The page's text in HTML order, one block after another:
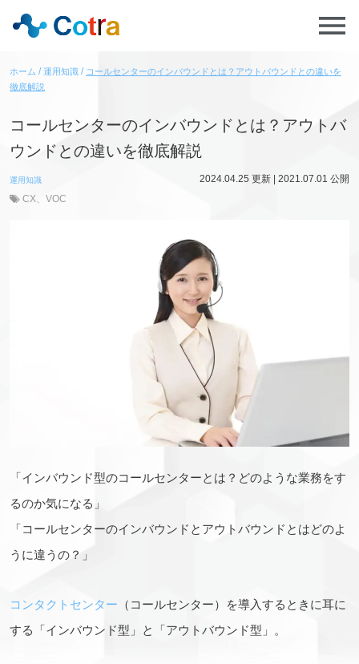
ホーム 運用知識
コールセンターのインバウンドとは？アウトバウンドとの違いを
徹底解説
コールセンターのインバウンドとは？アウトバ
ウンドとの違いを徹底解説
運用知識 2024.04.25 更新 | 2021.07.01 公開
CX、 VOC
「インバウンド型のコールセンターとは？どのような業務をす
るのか気になる」
「コールセンターのインバウンドとアウトバウンドとはどのよ
うに違うの？」
コンタクトセンター （コールセンター）を導入するときに耳に
する「インバウンド型」と「アウトバウンド型」。